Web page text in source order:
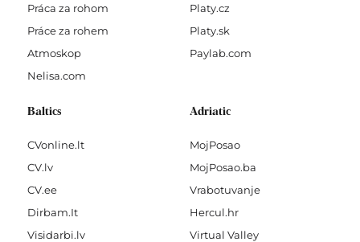
Práca za rohom
Práce za rohem
Atmoskop
Nelisa.com
Platy.cz
Platy.sk
Paylab.com
Baltics
CVonline.lt
CV.lv
CV.ee
Dirbam.It
Visidarbi.lv
Adriatic
MojPosao
MojPosao.ba
Vrabotuvanje
Hercul.hr
Virtual Valley